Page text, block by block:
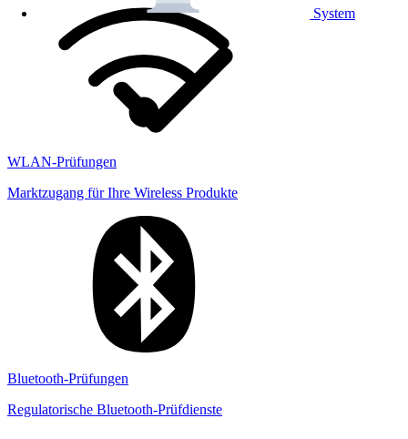
System
WLAN-Prüfungen
Marktzugang für Ihre Wireless Produkte
Bluetooth-Prüfungen
Regulatorische Bluetooth-Prüfdienste